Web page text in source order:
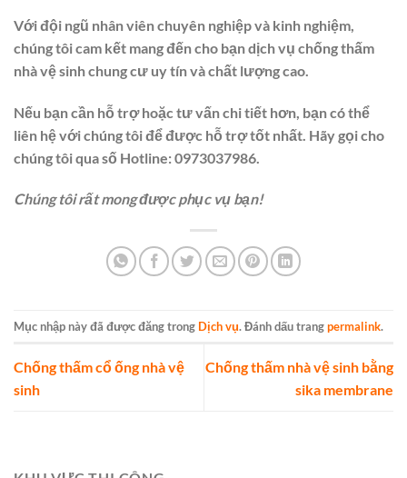
Với đội ngũ nhân viên chuyên nghiệp và kinh nghiệm,
chúng tôi cam kết mang đến cho bạn dịch vụ chống thấm
nhà vệ sinh chung cư uy tín và chất lượng cao.
Nếu bạn cần hỗ trợ hoặc tư vấn chi tiết hơn, bạn có thể
liên hệ với chúng tôi để được hỗ trợ tốt nhất. Hãy gọi cho
chúng tôi qua số Hotline:0973037986
Chúng tôi rất mong được phục vụ bạn!
Mục nhập này đã được đăng trong Dịch vụ. Đánh dấu trangpermalink.
Chống thấm cổ ống nhà vệ
sinh
Chống thấm nhà vệ sinh bằng
sika membrane